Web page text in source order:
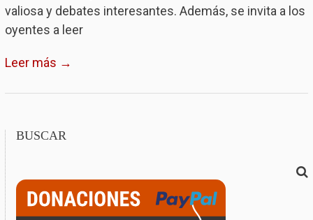
valiosa y debates interesantes. Además, se invita a los
oyentes a leer
Leer más →
BUSCAR